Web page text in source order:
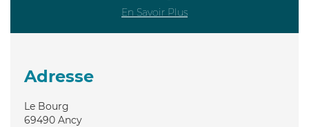
En Savoir Plus
Adresse
Le Bourg
69490 Ancy